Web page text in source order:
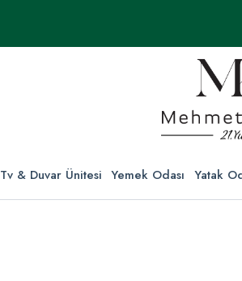
Tv & Duvar Ünitesi Yemek Odası Yatak